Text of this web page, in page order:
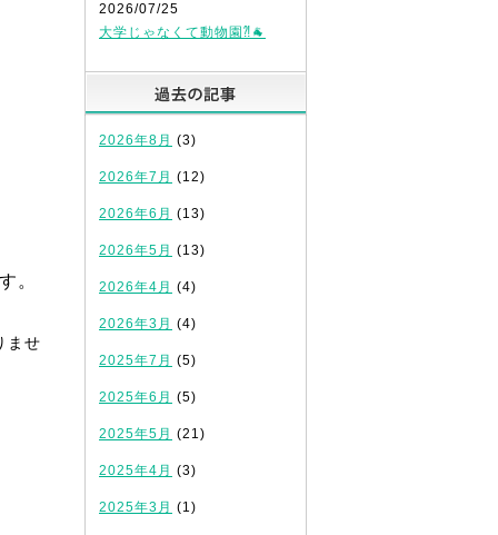
。
ませ
2026/07/25
大学じゃなくて動物園⁈🐐
2026年8月 (3)
2026年7月 (12)
2026年6月 (13)
2026年5月 (13)
2026年4月 (4)
2026年3月 (4)
2025年7月 (5)
2025年6月 (5)
2025年5月 (21)
2025年4月 (3)
2025年3月 (1)